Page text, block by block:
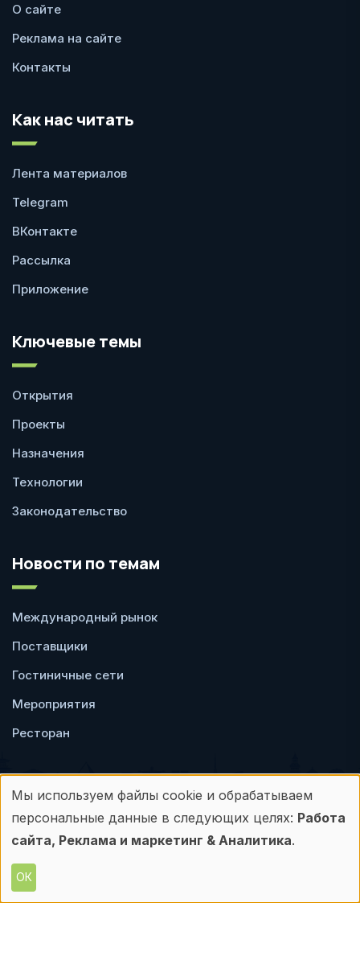
О сайте
Реклама на сайте
Контакты
Как нас читать
Лента материалов
Telegram
ВКонтакте
Рассылка
Приложение
Ключевые темы
Открытия
Проекты
Назначения
Технологии
Законодательство
Новости по темам
Международный рынок
Поставщики
Гостиничные сети
Мероприятия
Ресторан
Пользовательское
соглашение
Политика
конфиденциальности
Любое использование материалов с данного
Использование
персональных
данных
и
Мы используем файлы cookie и обрабатываем
персональные данные в следующих целях: Работа
сайта, Реклама и маркетинг & Аналитика.
ОК